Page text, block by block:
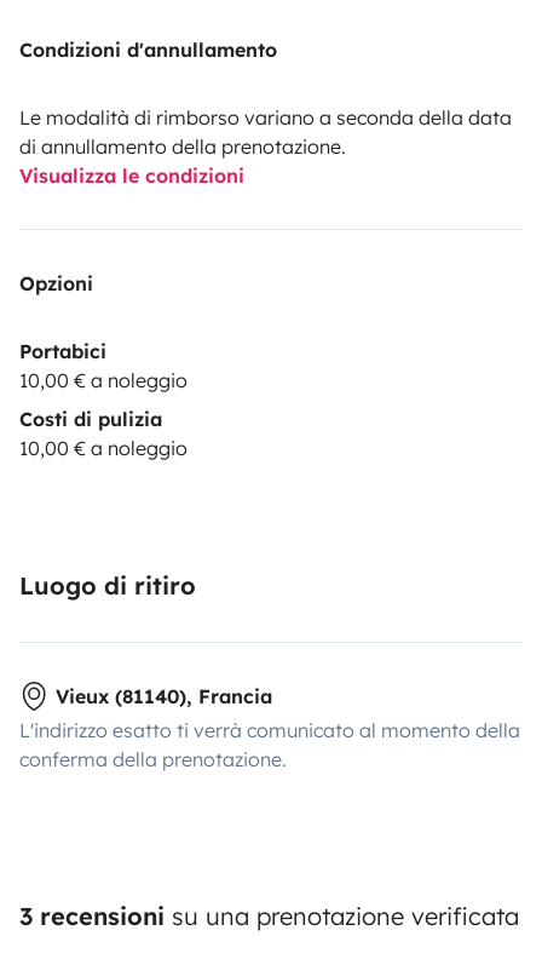
Condizioni d'annullamento
Le modalità di rimborso variano a seconda della data
di annullamento della prenotazione.
Visualizza le condizioni
Opzioni
Portabici
10,00 € a noleggio
Costi di pulizia
10,00 € a noleggio
Luogo di ritiro
Vieux (81140), Francia
L'indirizzo esatto ti verrà comunicato al momento della
conferma della prenotazione.
3 recensioni su una prenotazione verificata